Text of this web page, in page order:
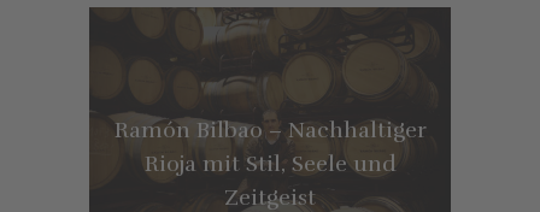
Ramón Bilbao – Nachhaltiger
Rioja mit Stil, Seele und
Zeitgeist